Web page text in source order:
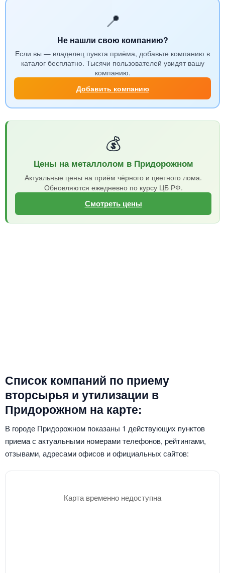
📍
Не нашли свою компанию?
Если вы — владелец пункта приёма, добавьте компанию в
каталог бесплатно. Тысячи пользователей увидят вашу
компанию.
Добавить компанию
💰
Цены на металлолом в Придорожном
Актуальные цены на приём чёрного и цветного лома.
Обновляются ежедневно по курсу ЦБ РФ.
Смотреть цены
Список компаний по приему
вторсырья и утилизации в
Придорожном на карте:
В городе Придорожном показаны 1 действующих пунктов
приема с актуальными номерами телефонов, рейтингами,
отзывами, адресами офисов и официальных сайтов:
Карта временно недоступна